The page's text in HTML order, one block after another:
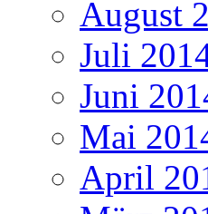
August
Juli
Juni
Mai
April